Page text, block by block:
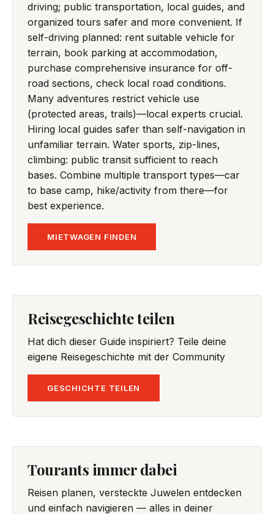
driving; public transportation, local guides, and
organized tours safer and more convenient. If
self-driving planned: rent suitable vehicle for
terrain, book parking at accommodation,
purchase comprehensive insurance for off-
road sections, check local road conditions.
Many adventures restrict vehicle use
(protected areas, trails)—local experts crucial.
Hiring local guides safer than self-navigation in
unfamiliar terrain. Water sports, zip-lines,
climbing: public transit sufficient to reach
bases. Combine multiple transport types—car
to base camp, hike/activity from there—for
best experience.
MIETWAGEN FINDEN
Reisegeschichte teilen
Hat dich dieser Guide inspiriert? Teile deine
eigene Reisegeschichte mit der Community
GESCHICHTE TEILEN
Tourants immer dabei
Reisen planen, versteckte Juwelen entdecken
und einfach navigieren — alles in deiner